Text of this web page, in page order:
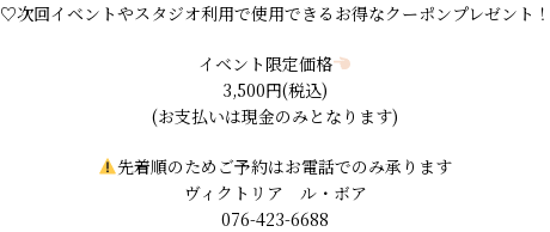
♡次回イベントやスタジオ利用で使用できるお得なクーポンプレゼント！
イベント限定価格
3,500円(税込)
(お支払いは現金のみとなります)
先着順のためご予約はお電話でのみ承ります
ヴィクトリア ル・ボア
076-423-6688